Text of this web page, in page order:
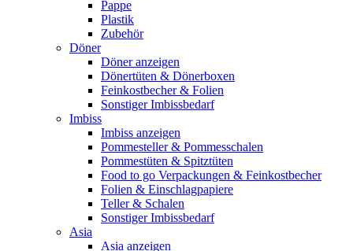
Pappe
Plastik
Zubehör
Döner
Döner anzeigen
Dönertüten & Dönerboxen
Feinkostbecher & Folien
Sonstiger Imbissbedarf
Imbiss
Imbiss anzeigen
Pommesteller & Pommesschalen
Pommestüten & Spitztüten
Food to go Verpackungen & Feinkostbecher
Folien & Einschlagpapiere
Teller & Schalen
Sonstiger Imbissbedarf
Asia
Asia anzeigen